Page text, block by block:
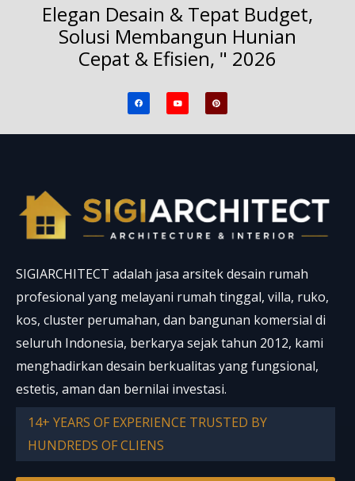
Elegan Desain & Tepat Budget,
Solusi Membangun Hunian
Cepat & Efisien, " 2026
F
a
c
o
Y
o
b
P
i
n
r
SIGIARCHITECT adalah jasa arsitek desain rumah
profesional yang melayani rumah tinggal, villa, ruko,
kos, cluster perumahan, dan bangunan komersial di
seluruh Indonesia, berkarya sejak tahun 2012, kami
menghadirkan desain berkualitas yang fungsional,
estetis, aman dan bernilai investasi.
14+ YEARS OF EXPERIENCE TRUSTED BY
HUNDREDS OF CLIENS